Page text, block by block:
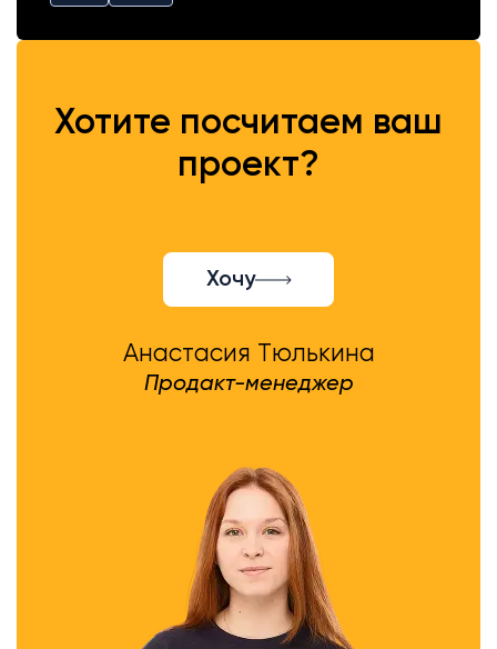
Хотите посчитаем ваш
проект?
Хочу
Анастасия Тюлькина
Продакт-менеджер